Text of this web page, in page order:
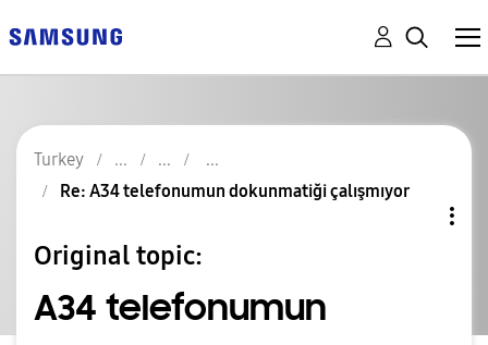
Turkey
Re: A34 telefonumun dokunmatiği çalışmıyor
Original topic:
A34 telefonumun